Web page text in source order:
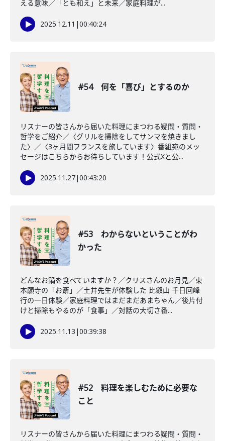
える意味／「とも和え」と未来／家庭料理が...
2025.12.11 |00:40:24
#54 何を「喜び」とするのか
リスナーの皆さんから届いた料理にまつわる疑問・質問・
哲学をご紹介／〈グリルを掃除をしてサンマを焼きまし
た〉／〈3ヶ月間フランスを旅しています〉番組宛のメッ
セージはこちらからお待ちしています！公式Xと公...
2025.11.27|00:43:20
#53 わからないということがわ
かった
どんなお鍋を食べていますか？／クリスさんのお月見／東
本願寺の「お斎」／土井先生が体験した 比叡山 千日回峰
行の一日体験／家庭料理ではまだまだあまちゃん／後片付
けと掃除もやるのが「食事」／対話の大切さ番...
2025.11.13 |00:39:38
#52 料理を楽しむために必要な
こと
リスナーの皆さんから届いた料理にまつわる疑問・質問・